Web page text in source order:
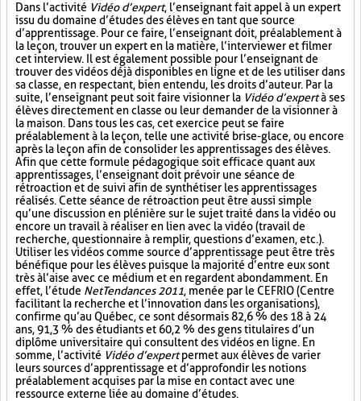
Dans l’activité Vidéo d’expert, l’enseignant fait appel à un expert
issu du domaine d’études des élèves en tant que source
d’apprentissage. Pour ce faire, l’enseignant doit, préalablement à
la leçon, trouver un expert en la matière, l’interviewer et filmer
cet interview. Il est également possible pour l’enseignant de
trouver des vidéos déjà disponibles en ligne et de les utiliser dans
sa classe, en respectant, bien entendu, les droits d’auteur. Par la
suite, l’enseignant peut soit faire visionner la Vidéo d’expertà ses
élèves directement en classe ou leur demander de la visionner à
la maison. Dans tous les cas, cet exercice peut se faire
préalablement à la leçon, telle une activité brise-glace, ou encore
après la leçon afin de consolider les apprentissages des élèves.
Afin que cette formule pédagogique soit efficace quant aux
apprentissages, l’enseignant doit prévoir une séance de
rétroaction et de suivi afin de synthétiser les apprentissages
réalisés. Cette séance de rétroaction peut être aussi simple
qu’une discussion en plénière sur le sujet traité dans la vidéo ou
encore un travail à réaliser en lien avec la vidéo (travail de
recherche, questionnaire à remplir, questions d’examen, etc.).
Utiliser les vidéos comme source d’apprentissage peut être très
bénéfique pour les élèves puisque la majorité d’entre eux sont
très à l’aise avec ce médium et en regardent abondamment. En
effet, l’étude NetTendances 2011, menée par le CEFRIO (Centre
facilitant la recherche et l’innovation dans les organisations),
confirme qu’au Québec, ce sont désormais 82,6 % des 18 à 24
ans, 91,3 % des étudiants et 60,2 % des gens titulaires d’un
diplôme universitaire qui consultent des vidéos en ligne. En
somme, l’activité Vidéo d’expertpermet aux élèves de varier
leurs sources d’apprentissage et d’approfondir les notions
préalablement acquises par la mise en contact avec une
ressource externe liée au domaine d’études.